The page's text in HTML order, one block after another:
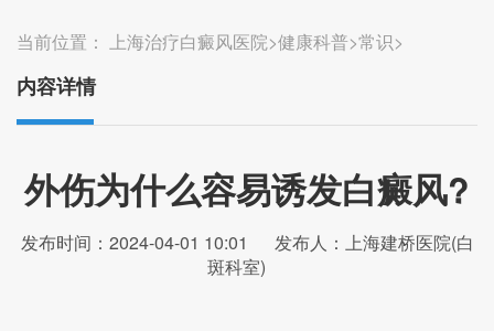
当前位置： 上海治疗白癜风医院>健康科普>常识>
内容详情
外伤为什么容易诱发白癜风?
发布时间：2024-04-01 10:01
发布人：上海建桥医院(白
斑科室)